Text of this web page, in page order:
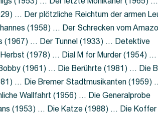
… Der plötzliche Reichtum der armen
(1958) … Der Schrecken vom
(1967) … Der Tunnel (1933) … Detektive
(1978) … Dial M for Murder (1954) …
(1961) … Die Berührte (1981) … Die
… Die Bremer Stadtmusikanten (1959)
Wallfahrt (1956) … Die Generalprobe
(1953) … Die Katze (1988) … Die Koffer